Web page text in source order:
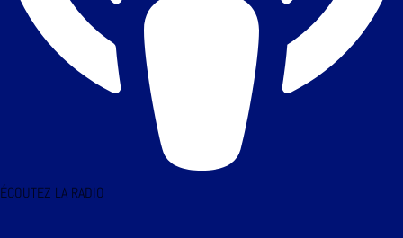
ÉCOUTEZ LA RADIO